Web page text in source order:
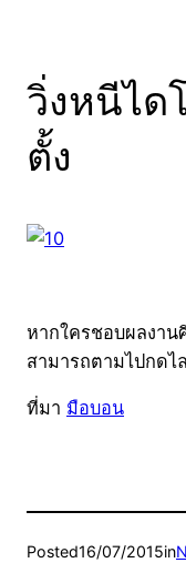
วิ่งหนีได
ตั้ง
หากใครชอบผลงาน
สามารถตามไปกดไ
ที่มา มือบอน
Posted16/07/2015in